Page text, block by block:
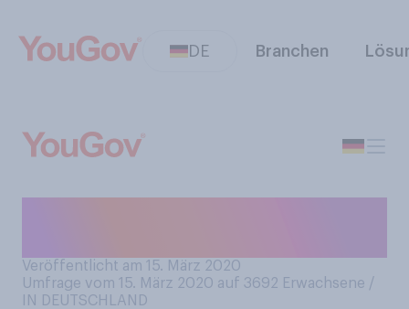
DE Branchen
Veröffentlicht am 15. März 2020
Umfrage vom 15. März 2020 auf 3692 Erwachsene /
IN DEUTSCHLAND